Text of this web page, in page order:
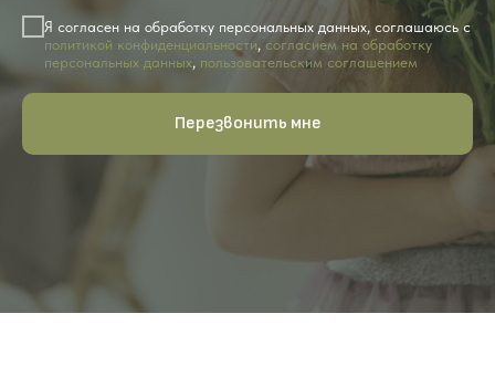
Я согласен на обработку персональных данных, соглашаюсь с
политикой конфиденциальности, согласием на обработку
персональных данных, пользовательским соглашением
Перезвонить мне